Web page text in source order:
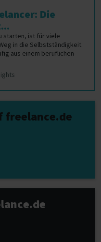
Die
starten, ist für viele
in die Selbstständigkeit.
aus einem beruflichen
freelance.de